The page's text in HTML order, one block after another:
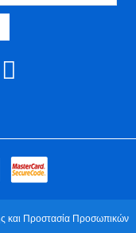
και Προστασία Προσωπικών